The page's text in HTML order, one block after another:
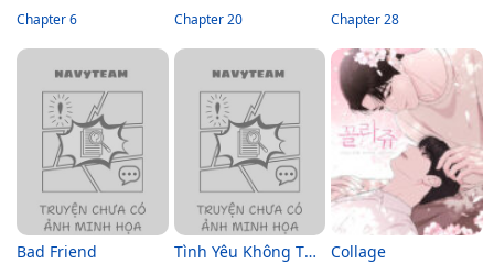
Chapter 6 Chapter 20 Chapter 28
Bad Friend Tình Yêu Không Thể Cản Phá Collage